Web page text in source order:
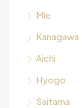
Mie
Kanagawa
Aichi
Hyogo
Saitama